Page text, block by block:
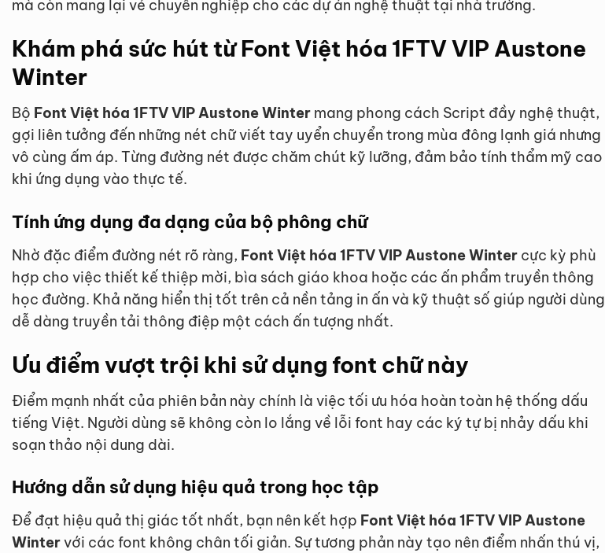
mà còn mang lại vẻ chuyên nghiệp cho các dự án nghệ thuật tại nhà trường.
Khám phá sức hút từ Font Việt hóa 1FTV VIP Austone
Winter
Bộ Font Việt hóa 1FTV VIP Austone Winter mang phong cách Script đầy nghệ thuật,
gợi liên tưởng đến những nét chữ viết tay uyển chuyển trong mùa đông lạnh giá nhưng
vô cùng ấm áp. Từng đường nét được chăm chút kỹ lưỡng, đảm bảo tính thẩm mỹ cao
khi ứng dụng vào thực tế.
Tính ứng dụng đa dạng của bộ phông chữ
Nhờ đặc điểm đường nét rõ ràng, Font Việt hóa 1FTV VIP Austone Winter cực kỳ phù
hợp cho việc thiết kế thiệp mời, bìa sách giáo khoa hoặc các ấn phẩm truyền thông
học đường. Khả năng hiển thị tốt trên cả nền tảng in ấn và kỹ thuật số giúp người dùng
dễ dàng truyền tải thông điệp một cách ấn tượng nhất.
Ưu điểm vượt trội khi sử dụng font chữ này
Điểm mạnh nhất của phiên bản này chính là việc tối ưu hóa hoàn toàn hệ thống dấu
tiếng Việt. Người dùng sẽ không còn lo lắng về lỗi font hay các ký tự bị nhảy dấu khi
soạn thảo nội dung dài.
Hướng dẫn sử dụng hiệu quả trong học tập
Để đạt hiệu quả thị giác tốt nhất, bạn nên kết hợp Font Việt hóa 1FTV VIP Austone
Wintervới các font không chân tối giản. Sự tương phản này tạo nên điểm nhấn thú vị,